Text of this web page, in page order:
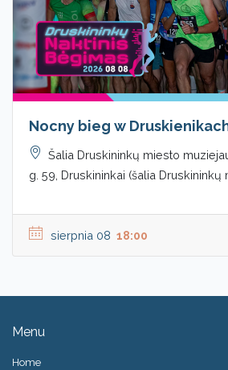
Nocny bieg w
Šalia Druskininkų miesto
g. 59, Druskininkai (šalia Druskininkų
sierpnia 08 18:00
Menu
Home